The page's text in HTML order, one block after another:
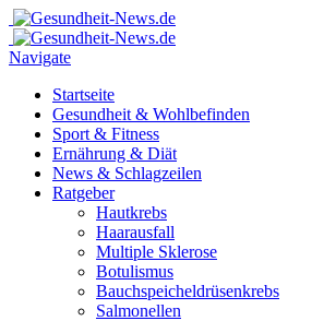
Navigate
Startseite
Gesundheit & Wohlbefinden
Sport & Fitness
Ernährung & Diät
News & Schlagzeilen
Ratgeber
Hautkrebs
Haarausfall
Multiple Sklerose
Botulismus
Bauchspeicheldrüsenkrebs
Salmonellen